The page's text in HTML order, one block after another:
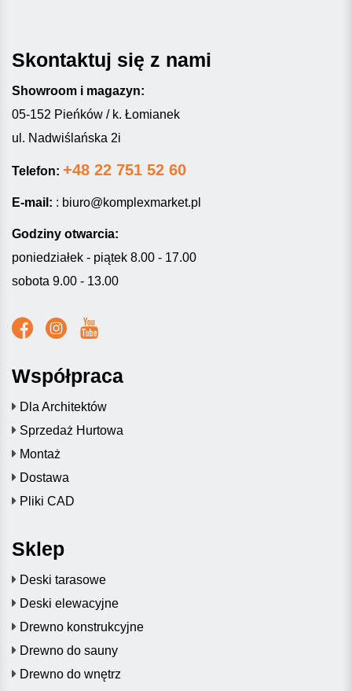
Skontaktuj się z nami
Showroom i magazyn:
05-152 Pieńków / k. Łomianek
ul. Nadwiślańska 2i
Telefon: +48 22 751 52 60
E-mail: : biuro@komplexmarket.pl
Godziny otwarcia:
poniedziałek - piątek 8.00 - 17.00
sobota 9.00 - 13.00
Współpraca
Dla Architektów
Sprzedaż Hurtowa
Montaż
Dostawa
Pliki CAD
Sklep
Deski tarasowe
Deski elewacyjne
Drewno konstrukcyjne
Drewno do sauny
Drewno do wnętrz